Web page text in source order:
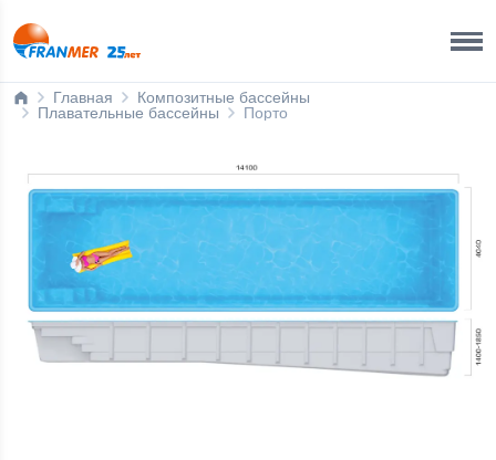
Главная
Композитные бассейны
Плавательные бассейны
Порто